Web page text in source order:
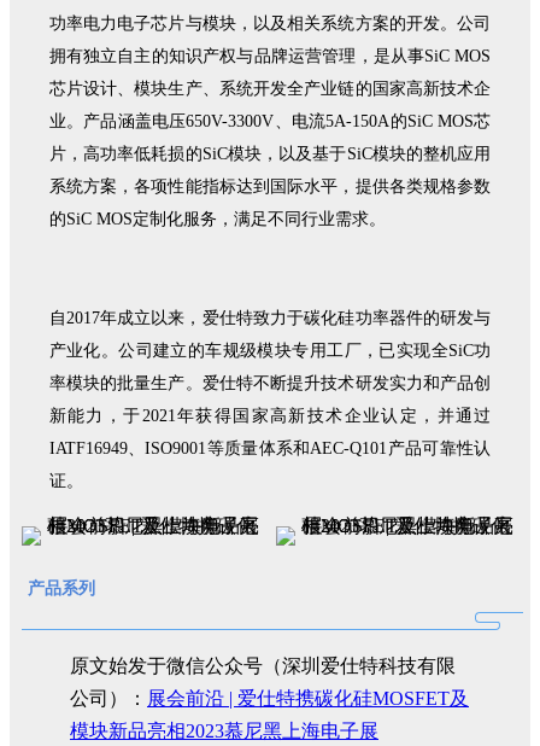
功率电力电子芯片与模块，以及相关系统方案的开发。公司
拥有独立自主的知识产权与品牌运营管理，是从事SiC MOS
芯片设计、模块生产、系统开发全产业链的国家高新技术企
业。产品涵盖电压650V-3300V、电流5A-150A的SiC MOS芯
片，高功率低耗损的SiC模块，以及基于SiC模块的整机应用
系统方案，各项性能指标达到国际水平，提供各类规格参数
的SiC MOS定制化服务，满足不同行业需求。
自2017年成立以来，爱仕特致力于碳化硅功率器件的研发与
产业化。公司建立的车规级模块专用工厂，已实现全SiC功
率模块的批量生产。爱仕特不断提升技术研发实力和产品创
新能力，于2021年获得国家高新技术企业认定，并通过
IATF16949、ISO9001等质量体系和AEC-Q101产品可靠性认
证。
产品系列
原文始发于微信公众号（深圳爱仕特科技有限
公司）： 展会前沿 | 爱仕特携碳化硅MOSFET及
模块新品亮相2023慕尼黑上海电子展